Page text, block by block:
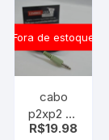
3.5mm
p2xp1
Fora de estoque
cabo
p2xp2 C/
anti-
R$19.98